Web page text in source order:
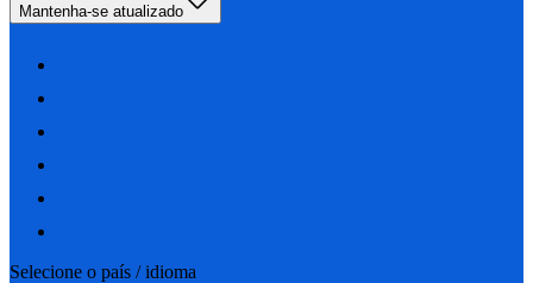
Mantenha-se atualizado
Selecione o país / idioma